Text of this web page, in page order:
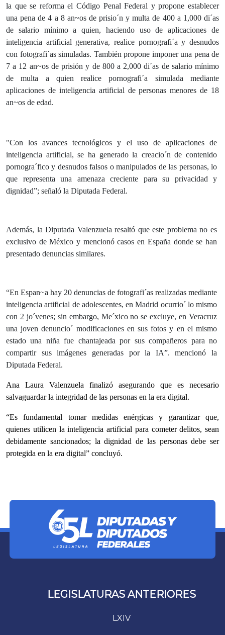
la que se reforma el Código Penal Federal y propone establecer
una pena de 4 a 8 an~os de prisio´n y multa de 400 a 1,000 di´as
de salario mínimo a quien, haciendo uso de aplicaciones de
inteligencia artificial generativa, realice pornografi´a y desnudos
con fotografi´as simuladas. También propone imponer una pena de
7 a 12 an~os de prisión y de 800 a 2,000 di´as de salario mínimo
de multa a quien realice pornografi´a simulada mediante
aplicaciones de inteligencia artificial de personas menores de 18
an~os de edad.
"Con los avances tecnológicos y el uso de aplicaciones de
inteligencia artificial, se ha generado la creacio´n de contenido
pornogra´fico y desnudos falsos o manipulados de las personas, lo
que representa una amenaza creciente para su privacidad y
dignidad”; señaló la Diputada Federal.
Además, la Diputada Valenzuela resaltó que este problema no es
exclusivo de México y mencionó casos en España donde se han
presentado denuncias similares.
“En Espan~a hay 20 denuncias de fotografi´as realizadas mediante
inteligencia artificial de adolescentes, en Madrid ocurrio´ lo mismo
con 2 jo´venes; sin embargo, Me´xico no se excluye, en Veracruz
una joven denuncio´ modificaciones en sus fotos y en el mismo
estado una niña fue chantajeada por sus compañeros para no
compartir sus imágenes generadas por la IA”. mencionó la
Diputada Federal.
Ana Laura Valenzuela finalizó asegurando que es necesario
salvaguardar la integridad de las personas en la era digital.
“Es fundamental tomar medidas enérgicas y garantizar que,
quienes utilicen la inteligencia artificial para cometer delitos, sean
debidamente sancionados; la dignidad de las personas debe ser
protegida en la era digital” concluyó.
LEGISLATURAS ANTERIORES
LXIV